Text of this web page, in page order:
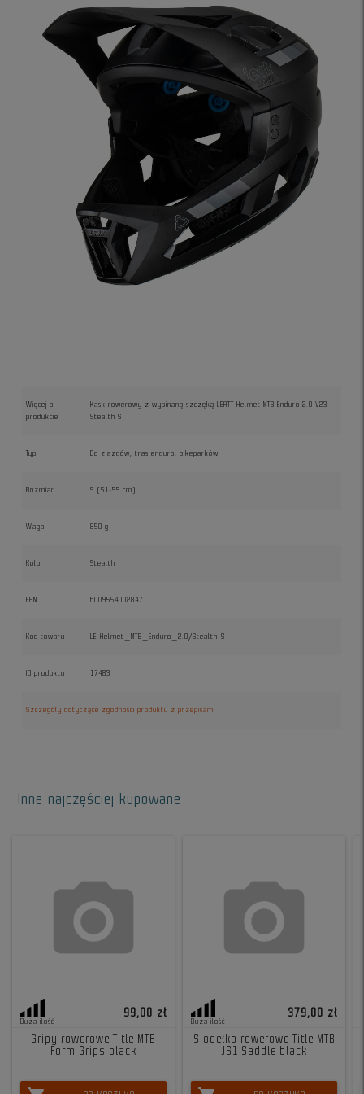
Więcej o
produkcie
Kask rowerowy z wypinaną szczęką LEATT Helmet MTB Enduro 2.0 V23
Stealth S
Typ Do zjazdów, tras enduro, bikeparków
Rozmiar S (51-55 cm)
Waga 850 g
Kolor Stealth
EAN 6009554002847
Kod towaru LE-Helmet_MTB_Enduro_2.0/Stealth-S
ID produktu 17483
Szczegóły dotyczące zgodności produktu z przepisami
Inne najczęściej kupowane
Duża ilość
99,00 zł
Gripy rowerowe Title MTB
Form Grips black
Duża ilość
379,00 zł
Siodełko rowerowe Title MTB
JS1 Saddle black